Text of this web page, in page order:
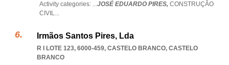
Activity categories: ...JOSÉ EDUARDO PIRES, CONSTRUÇÃO
CIVIL...
Irmãos Santos Pires, Lda
R I LOTE 123, 6000-459, CASTELO BRANCO, CASTELO
BRANCO